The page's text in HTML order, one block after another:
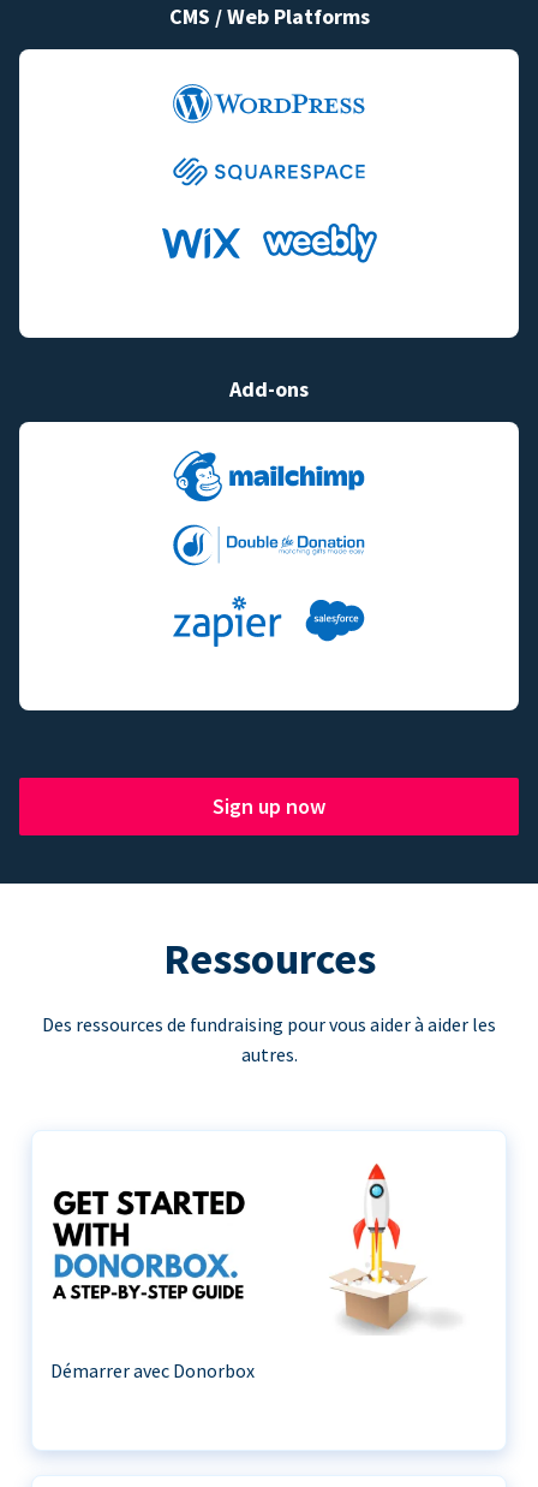
CMS / Web Platforms
Add-ons
Sign up now
Ressources
Des ressources de fundraising pour vous aider à aider les
autres.
Démarrer avec Donorbox